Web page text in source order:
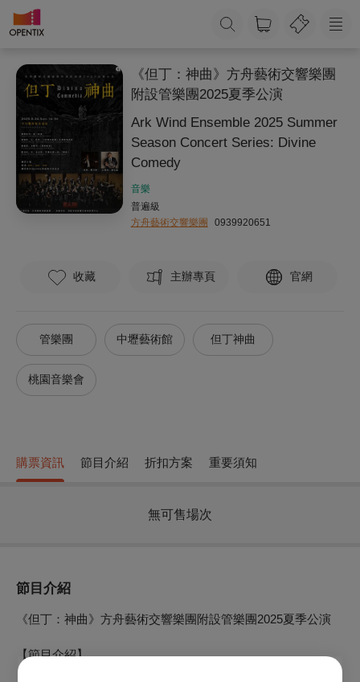
《但丁：神曲》方舟藝術交響樂團
附設管樂團2025夏季公演
Ark Wind Ensemble 2025 Summer
Season Concert Series: Divine
Comedy
音樂
普遍級
方舟藝術交響樂團
0939920651
收藏 主辦專頁 官網
管樂團 中壢藝術館 但丁神曲
桃園音樂會
購票資訊 節目介紹 折扣方案 重要須知
無可售場次
節目介紹
《但丁：神曲》方舟藝術交響樂團附設管樂團2025夏季公演
【節目介紹】